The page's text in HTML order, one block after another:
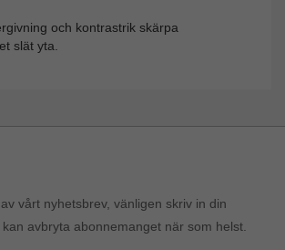
och kontrastrik skärpa
slät yta.
vårt nyhetsbrev, vänligen skriv in din
avbryta abonnemanget när som helst.